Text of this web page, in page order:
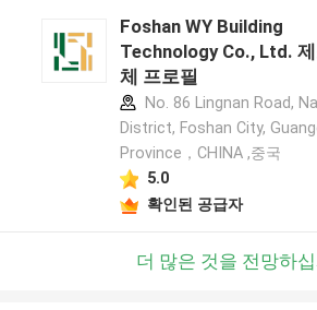
Foshan WY Building
Technology Co., Ltd.
체 프로필
No. 86 Lingnan Road,
District, Foshan City,
Province，CHINA ,중국
5.0
확인된 공급자
더 많은 것을 전망하